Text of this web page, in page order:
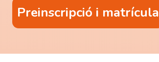
Preinscripció i matrícula